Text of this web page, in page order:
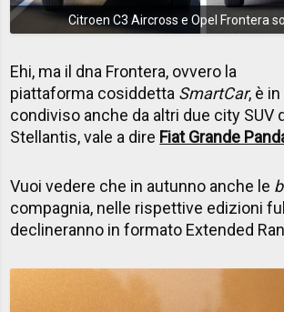
Citroen C3 Aircross e Opel Frontera
Ehi, ma il dna Frontera, ovvero la
piattaforma cosiddetta SmartCar, è
condiviso anche da altri due city SUV
Stellantis, vale a dire Fiat Grande
Vuoi vedere che in autunno anche le
compagnia, nelle rispettive edizioni
declineranno in formato Extended